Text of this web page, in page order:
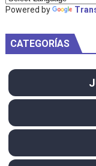
Powered by
CATEGORÍAS